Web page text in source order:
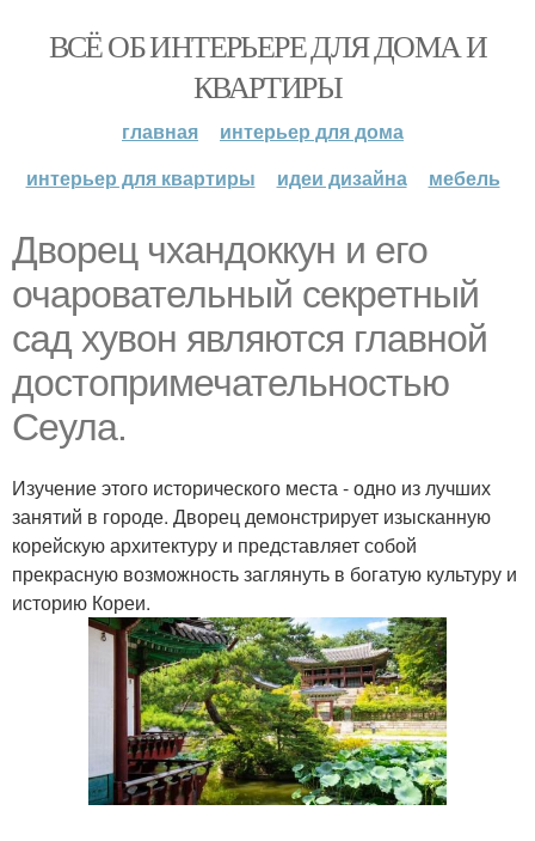
ВСЁ ОБ ИНТЕРЬЕРЕ ДЛЯ ДОМА И
КВАРТИРЫ
главная
интерьер для дома
интерьер для квартиры
идеи дизайна мебель
Дворец чхандоккун и его
очаровательный секретный
сад хувон являются главной
достопримечательностью
Сеула.
Изучение этого исторического места - одно из лучших
занятий в городе. Дворец демонстрирует изысканную
корейскую архитектуру и представляет собой
прекрасную возможность заглянуть в богатую культуру и
историю Кореи.